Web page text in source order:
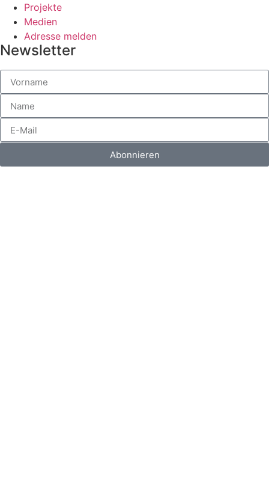
Projekte
Medien
Adresse melden
Newsletter
Abonnieren